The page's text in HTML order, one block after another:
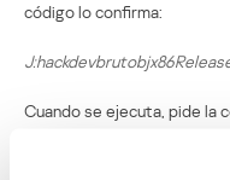
código lo confirma:
Cuando se ejecuta, pide la